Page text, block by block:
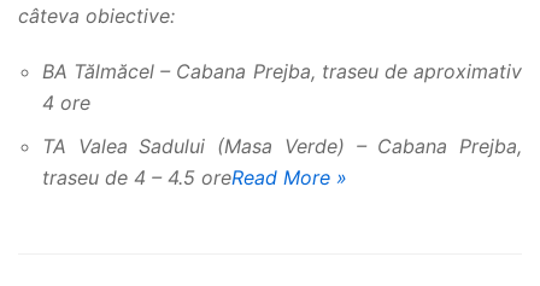
câteva obiective:
BA Tălmăcel – Cabana Prejba, traseu de aproximativ
4 ore
TA Valea Sadului (Masa Verde) – Cabana Prejba,
traseu de 4 – 4.5 oreRead More »